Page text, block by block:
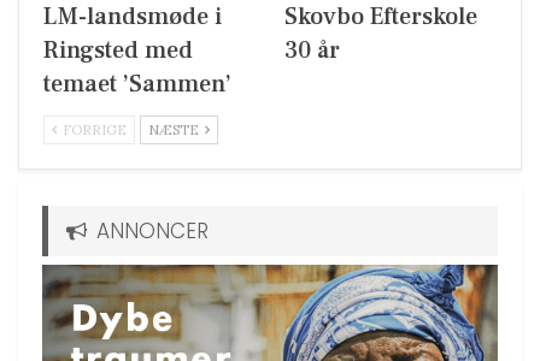
LM-landsmøde i
Ringsted med
temaet ’Sammen’
Skovbo Efterskole
30 år
FORRIGE NÆSTE
ANNONCER